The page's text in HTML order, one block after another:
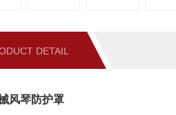
DETAIL
风琴防护罩